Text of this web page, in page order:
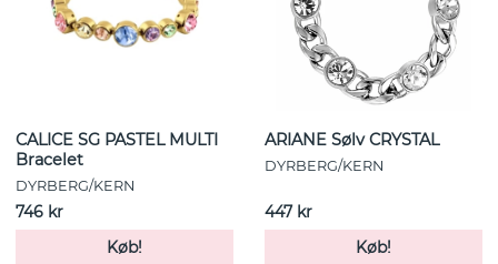
CALICE SG PASTEL MULTI
Bracelet
DYRBERG/KERN
746 kr
Køb!
ARIANE Sølv CRYSTAL
DYRBERG/KERN
447 kr
Køb!